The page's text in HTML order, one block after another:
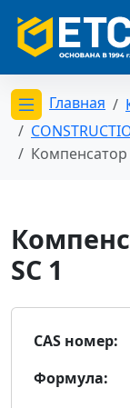
Открыть
Главная
Компенсатор
SC 1
CAS номер:
Формула: